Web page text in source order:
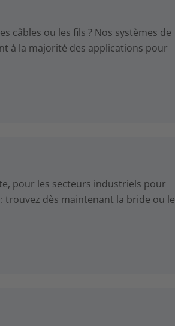
câbles ou les fils ? Nos systèmes de
à la majorité des applications pour
pour les secteurs industriels pour
trouvez dès maintenant la bride ou le